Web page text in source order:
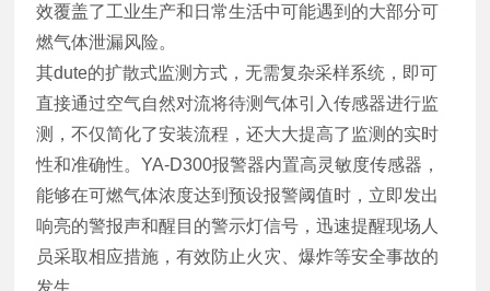
效覆盖了工业生产和日常生活中可能遇到的大部分可
燃气体泄漏风险。
其dute的扩散式监测方式，无需复杂采样系统，即可
直接通过空气自然对流将待测气体引入传感器进行监
测，不仅简化了安装流程，还大大提高了监测的实时
性和准确性。YA-D300报警器内置高灵敏度传感器，
能够在可燃气体浓度达到预设报警阈值时，立即发出
响亮的警报声和醒目的警示灯信号，迅速提醒现场人
员采取相应措施，有效防止火灾、爆炸等安全事故的
发生。